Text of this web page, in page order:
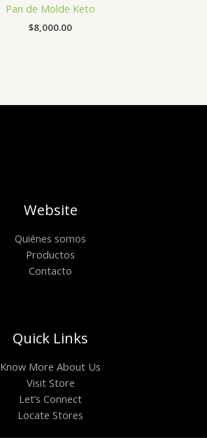
Pan de Molde Keto
$8,000.00
Website
Quiénes somos
Productos
Contacto
Quick Links
Know More About Us
Visit Store
Let’s Connect
Locate Stores